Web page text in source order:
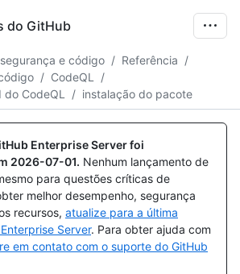
do GitHub
e código / Referência /
/ CodeQL
/
do CodeQL
/ instalação do pacote
Enterprise Server foi
2026-07-01. Nenhum lançamento de
para questões críticas de
melhor desempenho, segurança
recursos, atualize para a última
Server. Para obter ajuda com
em contato com o suporte do GitHub